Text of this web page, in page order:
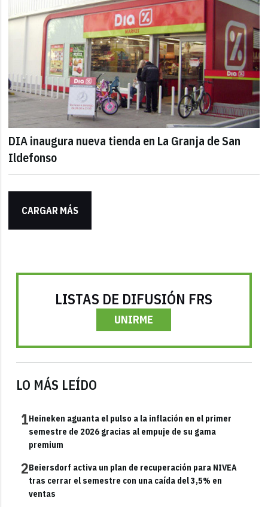
DIA inaugura nueva tienda en La Granja de San
Ildefonso
CARGAR MÁS
LISTAS DE DIFUSIÓN FRS
UNIRME
LO MÁS LEÍDO
1Heineken aguanta el pulso a la inflación en el primer
semestre de 2026 gracias al empuje de su gama
premium
2Beiersdorf activa un plan de recuperación para NIVEA
tras cerrar el semestre con una caída del 3,5% en
ventas